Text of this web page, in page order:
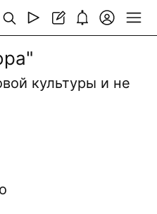
культуры и не